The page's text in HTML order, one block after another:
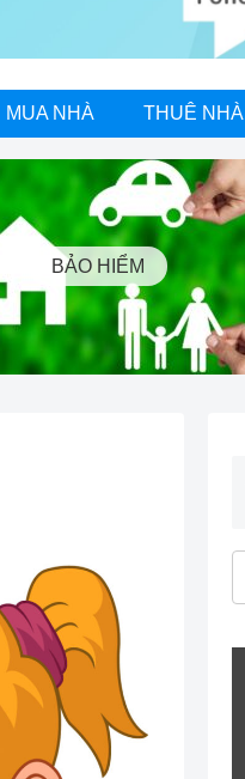
MUA NHÀ THUÊ NHÀ
BẢO HIỂM